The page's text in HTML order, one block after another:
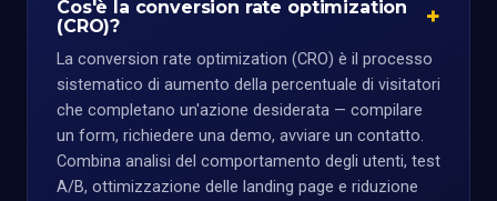
Cos'è la conversion rate optimization
(CRO)?
La conversion rate optimization (CRO) è il processo
sistematico di aumento della percentuale di visitatori
che completano un'azione desiderata — compilare
un form, richiedere una demo, avviare un contatto.
Combina analisi del comportamento degli utenti, test
A/B, ottimizzazione delle landing page e riduzione